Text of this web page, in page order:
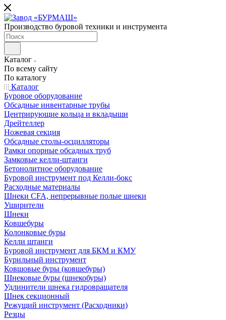
Производство буровой техники и инструмента
Каталог
По всему сайту
По каталогу
Каталог
Буровое оборудование
Обсадные инвентарные трубы
Центрирующие кольца и вкладыши
Дрейтеллер
Ножевая секция
Обсадные столы-осцилляторы
Рамки опорные обсадных труб
Замковые келли-штанги
Бетонолитное оборудование
Буровой инструмент под Келли-бокс
Расходные материалы
Шнеки CFA, непрерывные полые шнеки
Уширители
Шнеки
Ковшебуры
Колонковые буры
Келли штанги
Буровой инструмент для БКМ и КМУ
Бурильный инструмент
Ковшовые буры (ковшебуры)
Шнековые буры (шнекобуры)
Удлинители шнека гидровращателя
Шнек секционный
Режущий инструмент (Расходники)
Резцы